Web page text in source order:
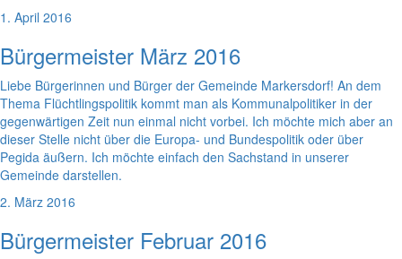
1. April 2016
Bürgermeister März 2016
Liebe Bürgerinnen und Bürger der Gemeinde Markersdorf! An dem
Thema Flüchtlingspolitik kommt man als Kommunalpolitiker in der
gegenwärtigen Zeit nun einmal nicht vorbei. Ich möchte mich aber an
dieser Stelle nicht über die Europa- und Bundespolitik oder über
Pegida äußern. Ich möchte einfach den Sachstand in unserer
Gemeinde darstellen.
2. März 2016
Bürgermeister Februar 2016